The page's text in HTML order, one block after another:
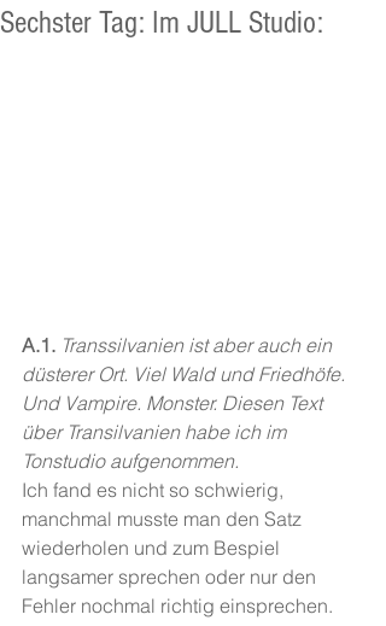
Sechster Tag: Im JULL Studio:
A.1. Transsilvanien ist aber auch ein
düsterer Ort. Viel Wald und Friedhöfe.
Und Vampire. Monster. Diesen Text
über Transilvanien habe ich im
Tonstudio aufgenommen.
Ich fand es nicht so schwierig,
manchmal musste man den Satz
wiederholen und zum Bespiel
langsamer sprechen oder nur den
Fehler nochmal richtig einsprechen.